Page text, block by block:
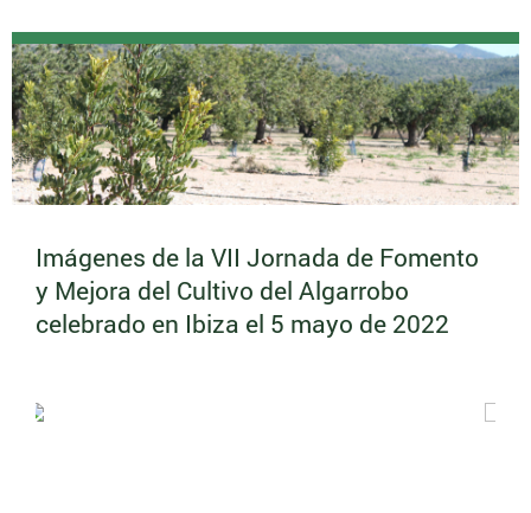
Imágenes de la VII Jornada de Fomento
y Mejora del Cultivo del Algarrobo
celebrado en Ibiza el 5 mayo de 2022